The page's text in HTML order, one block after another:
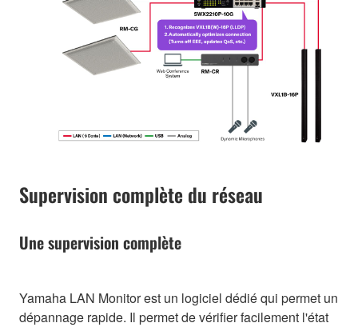
Supervision complète du réseau
Une supervision complète
Yamaha LAN Monitor est un logiciel dédié qui permet un
dépannage rapide. Il permet de vérifier facilement l'état